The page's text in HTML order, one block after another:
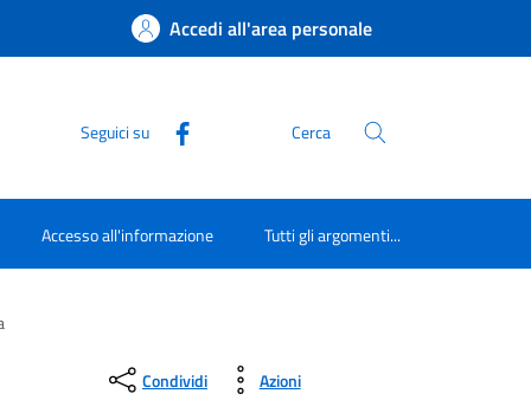
Accedi all'area personale
Seguici su Cerca
Accesso all'informazione Tutti gli argomenti...
Condividi Azioni